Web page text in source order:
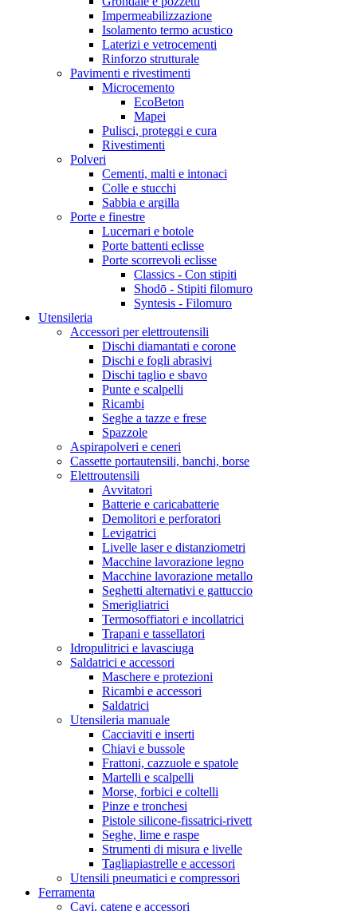
Impermeabilizzazione
Isolamento termo acustico
Laterizi e vetrocementi
Rinforzo strutturale
Pavimenti e rivestimenti
Microcemento
EcoBeton
Mapei
Pulisci, proteggi e cura
Rivestimenti
Polveri
Cementi, malti e intonaci
Colle e stucchi
Sabbia e argilla
Porte e finestre
Lucernari e botole
Porte battenti eclisse
Porte scorrevoli eclisse
Classics - Con stipiti
Shodō - Stipiti filomuro
Syntesis - Filomuro
Utensileria
Accessori per elettroutensili
Dischi diamantati e corone
Dischi e fogli abrasivi
Dischi taglio e sbavo
Punte e scalpelli
Ricambi
Seghe a tazze e frese
Spazzole
Aspirapolveri e ceneri
Cassette portautensili, banchi, borse
Elettroutensili
Avvitatori
Batterie e caricabatterie
Demolitori e perforatori
Levigatrici
Livelle laser e distanziometri
Macchine lavorazione legno
Macchine lavorazione metallo
Seghetti alternativi e gattuccio
Smerigliatrici
Termosoffiatori e incollatrici
Trapani e tassellatori
Idropulitrici e lavasciuga
Saldatrici e accessori
Maschere e protezioni
Ricambi e accessori
Saldatrici
Utensileria manuale
Cacciaviti e inserti
Chiavi e bussole
Frattoni, cazzuole e spatole
Martelli e scalpelli
Morse, forbici e coltelli
Pinze e tronchesi
Pistole silicone-fissatrici-rivett
Seghe, lime e raspe
Strumenti di misura e livelle
Tagliapiastrelle e accessori
Utensili pneumatici e compressori
Ferramenta
Cavi, catene e accessori